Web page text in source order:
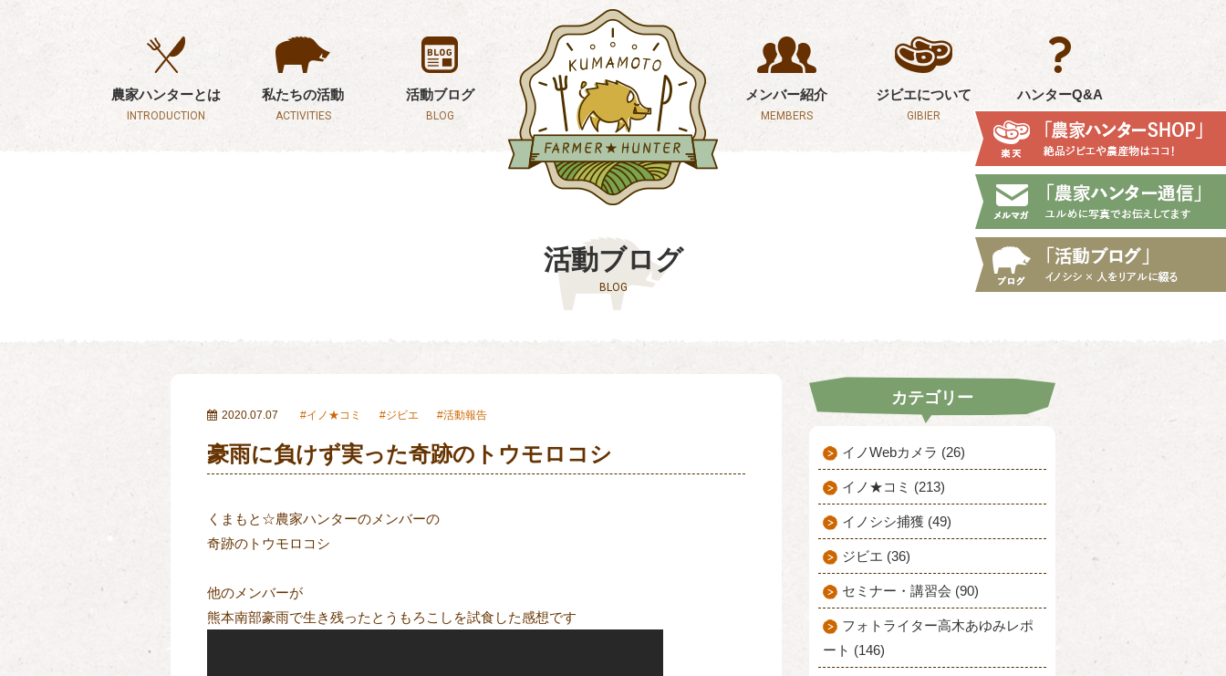
農家ハンターとは
INTRODUCTION
私たちの活動
ACTIVITIES
活動ブログ
BLOG
メンバー紹介
MEMBERS
ジビエについて
GIBIER
ハンターQ&A
活動ブログ
BLOG
2020.07.07 イノ★コミ ジビエ 活動報告
豪雨に負けず実った奇跡のトウモロコシ
くまもと☆農家ハンターのメンバーの
奇跡のトウモロコシ
他のメンバーが
熊本南部豪雨で生き残ったとうもろこしを試食した感想です
カテゴリー
イノWebカメラ (26)
イノ★コミ (213)
イノシシ捕獲 (49)
ジビエ (36)
セミナー・講習会 (90)
フォトライター高木あゆみレポ
ート (146)